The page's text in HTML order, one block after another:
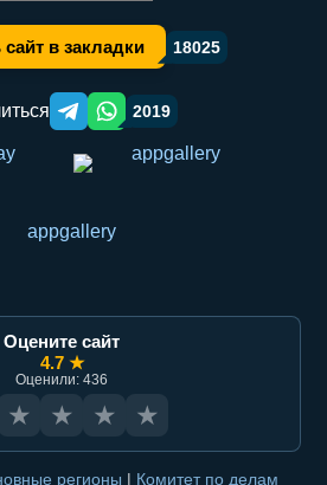
в закладки 18025
Telegram orqali ulashish
WhatsApp orqali ulashish
2019
Оцените сайт
4.7 ★
Оценили: 436
★ ★ ★ ★
регионы | Комитет по делам